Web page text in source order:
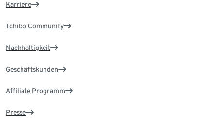
Karriere
Tchibo Community
Nachhaltigkeit
Geschäftskunden
Affiliate Programm
Presse